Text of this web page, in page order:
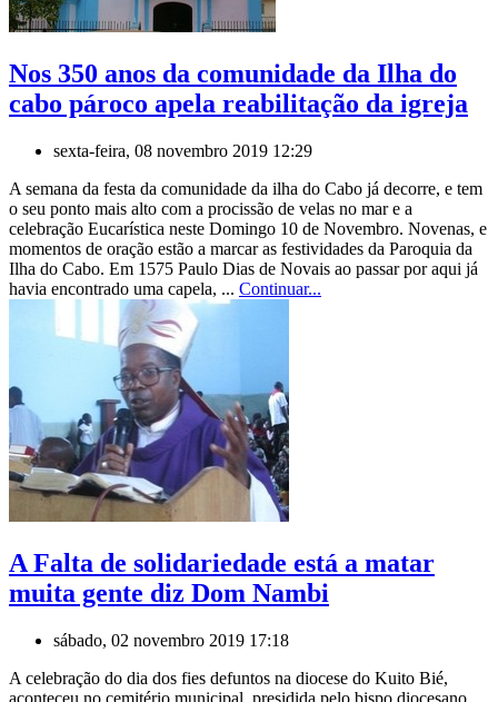
Nos 350 anos da comunidade da Ilha do
cabo pároco apela reabilitação da igreja
sexta-feira, 08 novembro 2019 12:29
A semana da festa da comunidade da ilha do Cabo já decorre, e tem
o seu ponto mais alto com a procissão de velas no mar e a
celebração Eucarística neste Domingo 10 de Novembro. Novenas, e
momentos de oração estão a marcar as festividades da Paroquia da
Ilha do Cabo. Em 1575 Paulo Dias de Novais ao passar por aqui já
havia encontrado uma capela, ... Continuar...
A Falta de solidariedade está a matar
muita gente diz Dom Nambi
sábado, 02 novembro 2019 17:18
A celebração do dia dos fies defuntos na diocese do Kuito Bié,
aconteceu no cemitério municipal, presidida pelo bispo diocesano